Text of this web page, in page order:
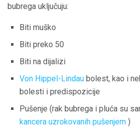
bubrega uključuju:
Biti muško
Biti preko 50
Biti na dijalizi
Von Hippel-Lindau bolest, kao i
bolesti i predispozicije
Pušenje (rak bubrega i pluća su
kancera uzrokovanih pušenjem )